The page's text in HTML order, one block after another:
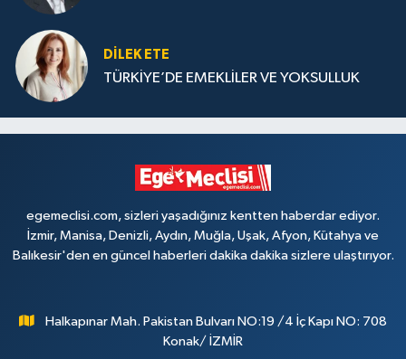
DILEK ETE
TÜRKİYE’DE EMEKLİLER VE YOKSULLUK
egemeclisi.com, sizleri yaşadığınız kentten haberdar ediyor.
İzmir, Manisa, Denizli, Aydın, Muğla, Uşak, Afyon, Kütahya ve
Balıkesir'den en güncel haberleri dakika dakika sizlere ulaştırıyor.
Halkapınar Mah. Pakistan Bulvarı NO:19 /4 İç Kapı NO: 708
Konak/ İZMİR